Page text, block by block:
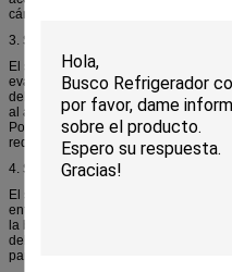
cámara.
3. Sistema de refrigeración
El sistema de refrigeración consiste
evaporador, condensador,
del filtro. La función del sistema de
al agua líquida en cámara de vacío
Porque el agua para el evaporarse si
reducción de la temperatura de la
4. Sistema de control
El sistema de control desarrollado
entera funciona perfecto, incluso
la blanco será observada
delicadas. Los datos de proceso se
parámetros de proceso relevantes